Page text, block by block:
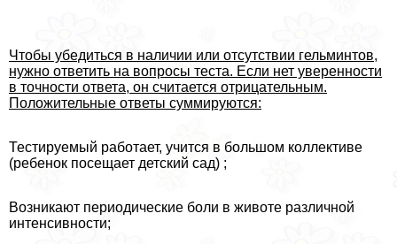
Чтобы убедиться в наличии или отсутствии гельминтов,
нужно ответить на вопросы теста. Если нет уверенности
в точности ответа, он считается отрицательным.
Положительные ответы суммируются:
Тестируемый работает, учится в большом коллективе
(ребенок посещает детский сад) ;
Возникают периодические боли в животе различной
интенсивности;